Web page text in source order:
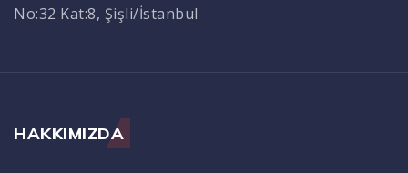
No:32 Kat:8, Şişli/İstanbul
HAKKIMIZDA